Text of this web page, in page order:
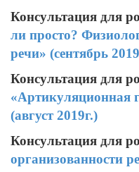
Консультация для
ли просто?
речи» (сентябрь
Консультация для
«Артикуляционная
(август 2019г.)
Консультация для
организованности